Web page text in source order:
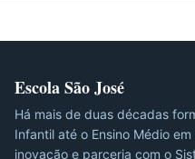
Escola São José
Há mais de duas décadas
Infantil até o Ensino Médio
inovação e parceria com o